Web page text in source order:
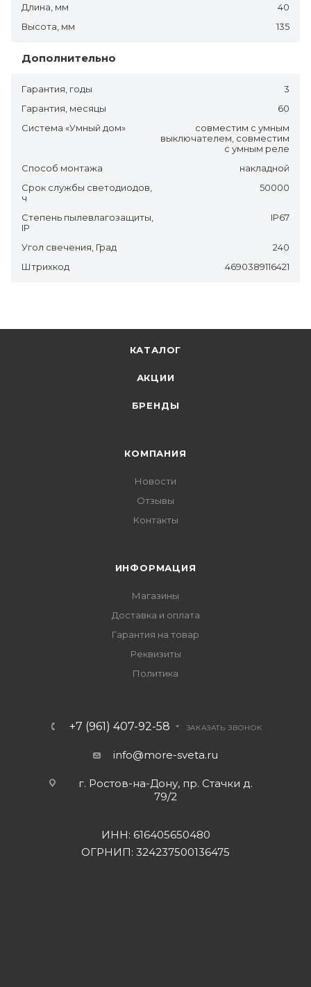
Длина, мм
40
Высота, мм
135
Дополнительно
Гарантия, годы
3
Гарантия, месяцы
60
Система «Умный дом»
совместим с умным
выключателем, совместим
с умным реле
Способ монтажа
накладной
Срок службы светодиодов,
ч
50000
Степень пылевлагозащиты,
IP
IP67
Угол свечения, Град
240
Штрихкод
4690389116421
КАТАЛОГ
АКЦИИ
БРЕНДЫ
КОМПАНИЯ
Новости
Отзывы
Контакты
ИНФОРМАЦИЯ
Магазины
Доставка и оплата
Гарантия на товар
Реквизиты
Политика
+7 (961) 407-92-58 ЗАКАЗАТЬ ЗВОНОК
info@more-sveta.ru
г. Ростов-на-Дону, пр. Стачки д.
79/2
ИНН: 616405650480
ОГРНИП: 324237500136475